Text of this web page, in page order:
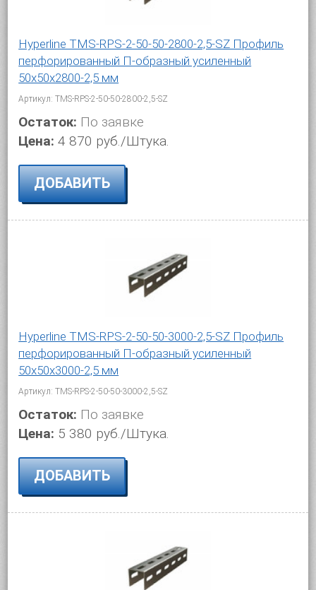
Hyperline TMS-RPS-2-50-50-2800-2,5-SZ Профиль
перфорированный П-образный усиленный
50х50х2800-2,5 мм
Артикул: TMS-RPS-2-50-50-2800-2,5-SZ
Остаток: По заявке
Цена: 4 870 руб./Штука.
ДОБАВИТЬ
Hyperline TMS-RPS-2-50-50-3000-2,5-SZ Профиль
перфорированный П-образный усиленный
50х50х3000-2,5 мм
Артикул: TMS-RPS-2-50-50-3000-2,5-SZ
Остаток: По заявке
Цена: 5 380 руб./Штука.
ДОБАВИТЬ